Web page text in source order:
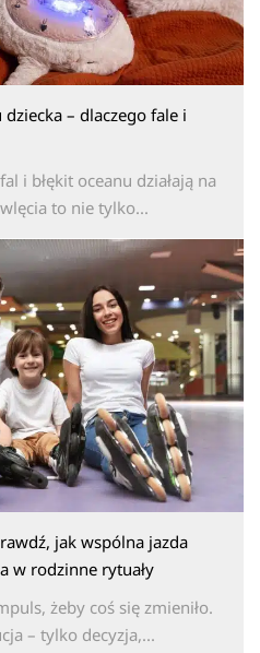
– dlaczego fale i
i błękit oceanu działają na
to nie tylko...
jak wspólna jazda
w rodzinne rytuały
żeby coś się zmieniło.
– tylko decyzja,...